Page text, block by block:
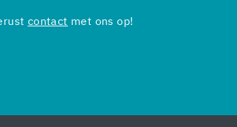
contact met ons op!